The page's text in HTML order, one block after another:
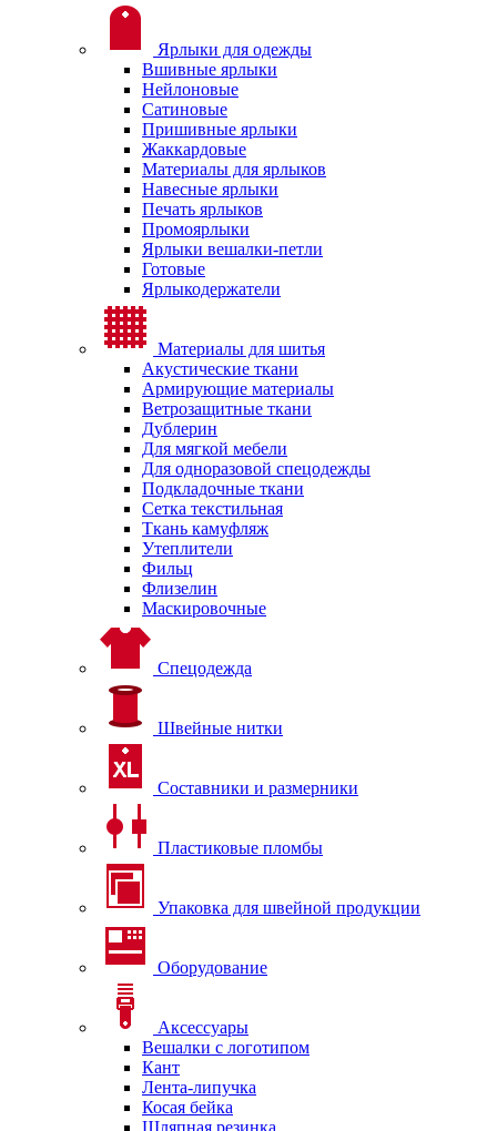
Ярлыки для одежды
Вшивные ярлыки
Нейлоновые
Сатиновые
Пришивные ярлыки
Жаккардовые
Материалы для ярлыков
Навесные ярлыки
Печать ярлыков
Промоярлыки
Ярлыки вешалки-петли
Готовые
Ярлыкодержатели
Материалы для шитья
Акустические ткани
Армирующие материалы
Ветрозащитные ткани
Дублерин
Для мягкой мебели
Для одноразовой спецодежды
Подкладочные ткани
Сетка текстильная
Ткань камуфляж
Утеплители
Фильц
Флизелин
Маскировочные
Спецодежда
Швейные нитки
Составники и размерники
Пластиковые пломбы
Упаковка для швейной продукции
Оборудование
Аксессуары
Вешалки с логотипом
Кант
Лента-липучка
Косая бейка
Шляпная резинка